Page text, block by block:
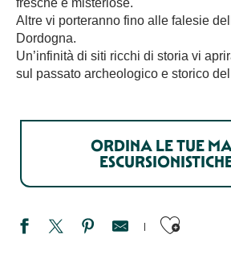
fresche e misteriose.
Altre vi porteranno fino alle falesie
Dordogna.
Un’infinità di siti ricchi di storia vi
sul passato archeologico e storico
ORDINA LE TUE